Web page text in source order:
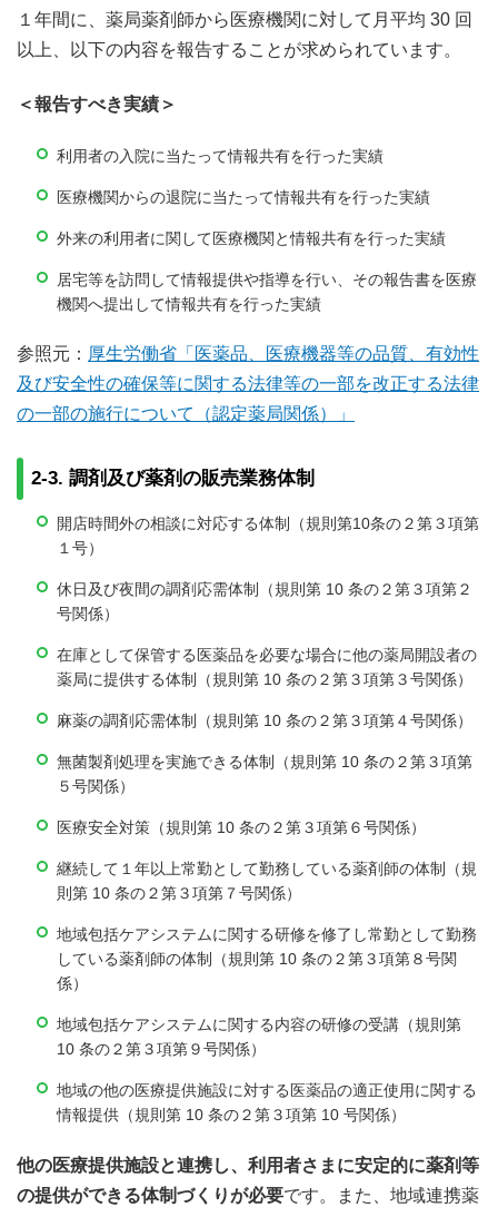
１年間に、薬局薬剤師から医療機関に対して月平均 30 回
以上、以下の内容を報告することが求められています。
＜報告すべき実績＞
利用者の入院に当たって情報共有を行った実績
医療機関からの退院に当たって情報共有を行った実績
外来の利用者に関して医療機関と情報共有を行った実績
居宅等を訪問して情報提供や指導を行い、その報告書を医療
機関へ提出して情報共有を行った実績
参照元： 厚生労働省「医薬品、医療機器等の品質、有効性
及び安全性の確保等に関する法律等の一部を改正する法律
の一部の施行について（認定薬局関係）」
2-3. 調剤及び薬剤の販売業務体制
開店時間外の相談に対応する体制（規則第10条の２第３項第
１号）
休日及び夜間の調剤応需体制（規則第 10 条の２第３項第２
号関係）
在庫として保管する医薬品を必要な場合に他の薬局開設者の
薬局に提供する体制（規則第 10 条の２第３項第３号関係）
麻薬の調剤応需体制（規則第 10 条の２第３項第４号関係）
無菌製剤処理を実施できる体制（規則第 10 条の２第３項第
５号関係）
医療安全対策（規則第 10 条の２第３項第６号関係）
継続して１年以上常勤として勤務している薬剤師の体制（規
則第 10 条の２第３項第７号関係）
地域包括ケアシステムに関する研修を修了し常勤として勤務
している薬剤師の体制（規則第 10 条の２第３項第８号関
係）
地域包括ケアシステムに関する内容の研修の受講（規則第
10 条の２第３項第９号関係）
地域の他の医療提供施設に対する医薬品の適正使用に関する
情報提供（規則第 10 条の２第３項第 10 号関係）
他の医療提供施設と連携し、利用者さまに安定的に薬剤等
の提供ができる体制づくりが必要です。また、地域連携薬